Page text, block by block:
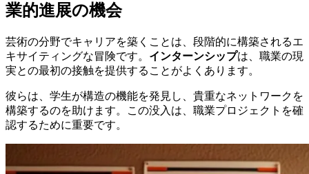
業的進展の機会
芸術の分野でキャリアを築くことは、段階的に構築されるエ
キサイティングな冒険です。 インターンシップは、職業の現
実との最初の接触を提供することがよくあります。
彼らは、学生が構造の機能を発見し、貴重なネットワークを
構築するのを助けます。この没入は、職業プロジェクトを確
認するために重要です。